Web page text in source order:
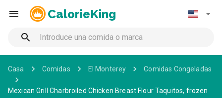
CalorieKing
Casa Comidas El Monterey Comidas Congeladas
Mexican Grill Charbroiled Chicken Breast Flour Taquitos, frozen